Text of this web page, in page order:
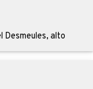
Desmeules, alto